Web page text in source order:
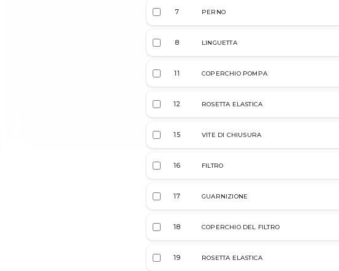
7 PERNO
8 LINGUETTA
11 COPERCHIO POMPA
12 ROSETTA ELASTICA
15 VITE DI CHIUSURA
16 FILTRO
17 GUARNIZIONE
18 COPERCHIO DEL FILTRO
19 ROSETTA ELASTICA